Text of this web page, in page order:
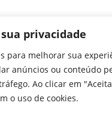
privacidade
para melhorar sua
anúncios ou conteúdo
Ao clicar em
o uso de cookies.
DE AJUDA